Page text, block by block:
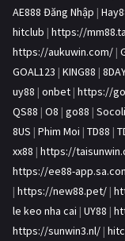
AE888 Đăng Nhập |
hitclub | https://
https://aukuwin.com/ |
GOAL123 | KING88 |
uy88 | onbet | https://
QS88 | O8 | go88 |
8US | Phim Moi | TD88 |
xx88 | https://
https://ee88-
| https://new88.pet/ |
le keo nha cai | UY88 |
https://sunwin3.nl/ |